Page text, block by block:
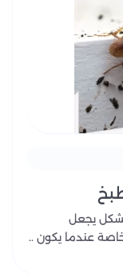
يجعل
عندما يكون ..